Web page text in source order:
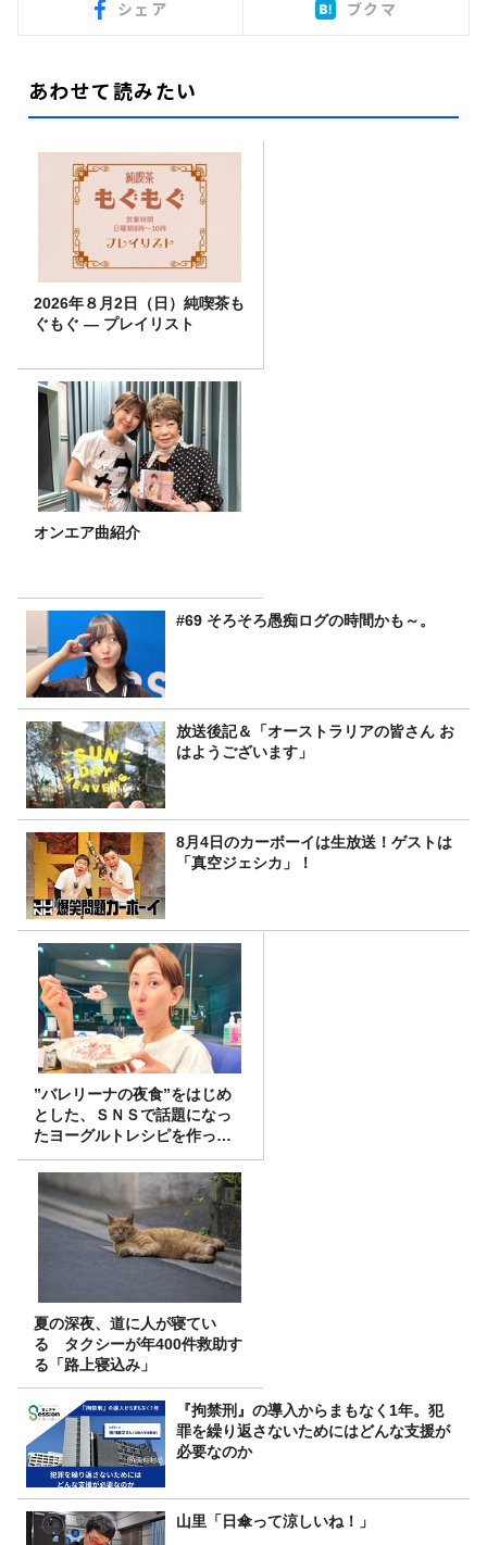
シェア ブクマ
あわせて読みたい
2026年８月2日（日）純喫茶も
ぐもぐ ― プレイリスト
オンエア曲紹介
#69 そろそろ愚痴ログの時間かも～。
放送後記＆「オーストラリアの皆さん お
はようございます」
8月4日のカーボーイは生放送！ゲストは
「真空ジェシカ」！
”バレリーナの夜食”をはじめ
とした、ＳＮＳで話題になっ
たヨーグルトレシピを作って
みた！
夏の深夜、道に人が寝てい
る タクシーが年400件救助す
る「路上寝込み」
『拘禁刑』の導入からまもなく1年。犯
罪を繰り返さないためにはどんな支援が
必要なのか
山里「日傘って涼しいね！」